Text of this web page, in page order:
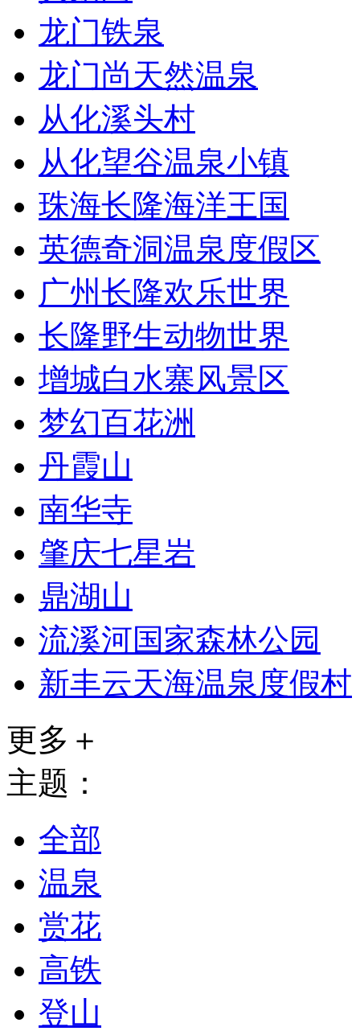
龙门铁泉
龙门尚天然温泉
从化溪头村
从化望谷温泉小镇
珠海长隆海洋王国
英德奇洞温泉度假区
广州长隆欢乐世界
长隆野生动物世界
增城白水寨风景区
梦幻百花洲
丹霞山
南华寺
肇庆七星岩
鼎湖山
流溪河国家森林公园
新丰云天海温泉度假村
更多＋
主题：
全部
温泉
赏花
高铁
登山